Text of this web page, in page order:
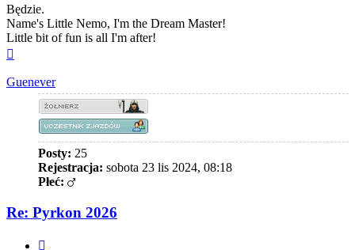
Będzie.
Name's Little Nemo, I'm the Dream Master!
Little bit of fun is all I'm after!
Guenever
Posty: 25
Rejestracja: sobota 23 lis 2024, 08:18
Płeć:
Re: Pyrkon 2026